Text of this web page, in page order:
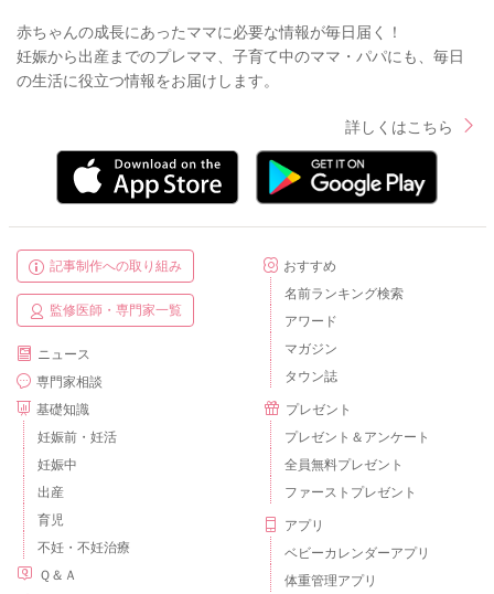
赤ちゃんの成長にあったママに必要な情報が毎日届く！
妊娠から出産までのプレママ、子育て中のママ・パパにも、毎日
の生活に役立つ情報をお届けします。
詳しくはこちら
記事制作への取り組み
監修医師・専門家一覧
ニュース
専門家相談
基礎知識
妊娠前・妊活
妊娠中
出産
育児
不妊・不妊治療
Ｑ＆Ａ
おすすめ
名前ランキング検索
アワード
マガジン
タウン誌
プレゼント
プレゼント＆アンケート
全員無料プレゼント
ファーストプレゼント
アプリ
ベビーカレンダーアプリ
体重管理アプリ